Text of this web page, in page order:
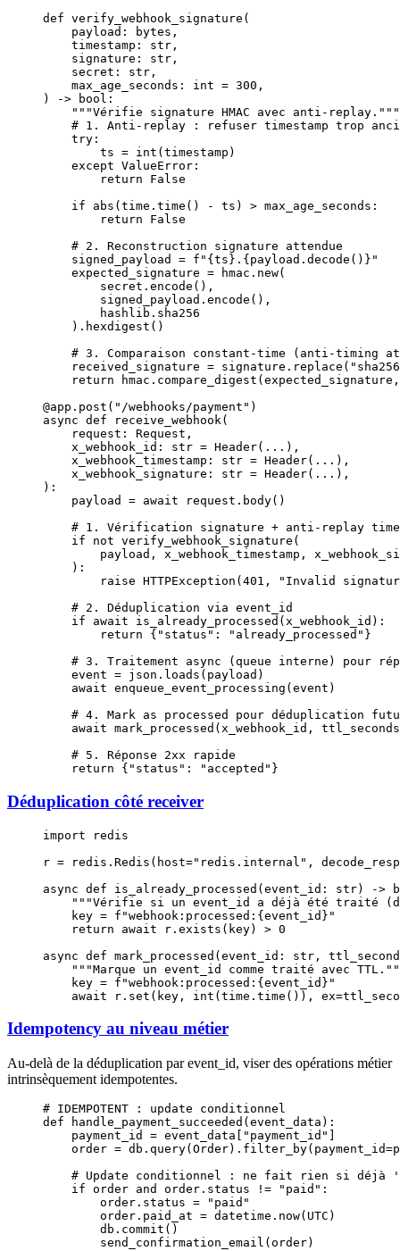
def verify_webhook_signature (
    payload:
bytes ,
    timestamp:
str ,
    signature:
str ,
    secret:
str ,
    max_age_seconds:
int = 300 ,
) ->
bool :
    """Vérifie signature HMAC avec anti-replay."""
# 1. Anti-replay : refuser timestamp trop
    try
:
        ts
= int (timestamp)
    except
ValueError :
        return
False
    if
abs (time.time() - ts) > max_age_seconds:
        return
False
    # 2. Reconstruction signature attendue
    signed_payload
= f " { ts } . { payload.decode() } "
    expected_signature
= hmac.new(
        secret.encode(),
        signed_payload.encode(),
        hashlib.sha256
    ).hexdigest()
# 3. Comparaison constant-time (anti-timing
    received_signature
= signature.replace(
    return
@app.post ( "/webhooks/payment" )
async def receive_webhook(
    request: Request,
    x_webhook_id:
str = Header( ... ),
    x_webhook_timestamp:
str = Header( ... ),
    x_webhook_signature:
str = Header( ... ),
):
    payload
= await request.body()
# 1. Vérification signature + anti-replay
    if
not verify_webhook_signature(
payload, x_webhook_timestamp,
    ):
        raise
HTTPException( 401 ,
"Invalid
    # 2. Déduplication via event_id
    if
await is_already_processed(x_webhook_id):
        return
{ "status" : "already_processed" }
# 3. Traitement async (queue interne) pour
    event
= json.loads(payload)
    await
enqueue_event_processing(event)
# 4. Mark as processed pour déduplication
    await
mark_processed(x_webhook_id, ttl_seconds
    # 5. Réponse 2xx rapide
    return
{ "status" : "accepted" }
Déduplication côté receiver
import redis
r = redis.Redis( host="redis.internal" ,
async def is_already_processed (event_id: str) ->
"""Vérifie si un event_id a déjà été traité
    key
= f "webhook:processed: {event_id } "
    return
await r.exists(key) > 0
async def mark_processed (event_id: str ,
"""Marque un event_id comme traité avec
    key
= f "webhook:processed: {event_id } "
    await
r.set(key, int (time.time()), ex=
Idempotency au niveau métier
Au-delà de la déduplication par event_id, viser des opérations métier
intrinsèquement idempotentes.
# IDEMPOTENT : update conditionnel
def handle_payment_succeeded (event_data):
    payment_id
= event_data[ "payment_id"
    order
= db.query(Order).filter_by( payment_id=
# Update conditionnel : ne fait rien si déjà
    if
order and order.status != "paid" :
        order.status
= "paid"
        order.paid_at
= datetime.now( UTC )
        db.commit()
        send_confirmation_email(order)